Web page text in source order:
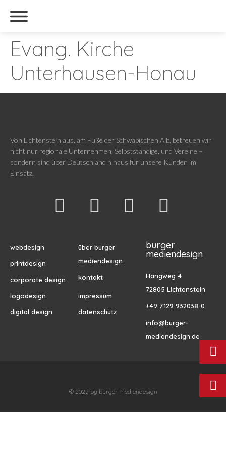
Evang. Kirche
Unterhausen-Honau
Von Lichtenstein aus, am Fuße der Schwäbischen Alb, betreuen wir
nicht nur regionale Unternehmen, Selbstständige, und Vereine –
sondern sind über Deutschland hinaus für unsere Kunden im
Einsatz.
webdesign
printdesign
corporate design
logodesign
digital design
über burger
mediendesign
kontakt
impressum
datenschutz
burger
mediendesign
Hangweg 4
72805 Lichtenstein
+49 7129 932038-0
info@burger-
mediendesign.de
© 2022 by burger mediendesign